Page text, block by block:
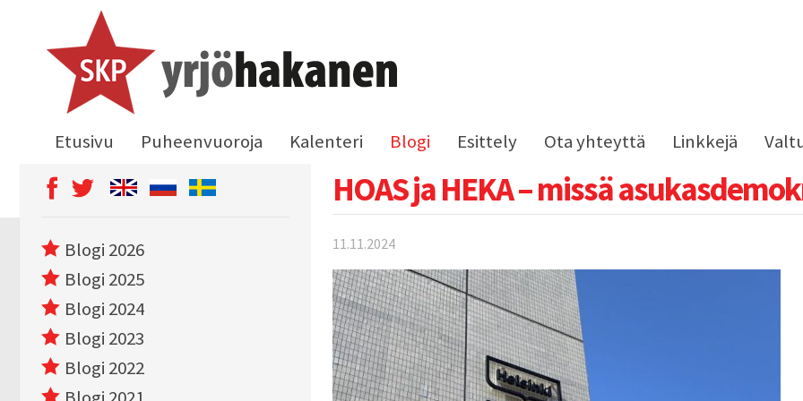
Etusivu Puheenvuoroja Kalenteri Blogi Esittely Ota yhteyttä Linkkejä
HOAS ja HEKA – missä
11.11.2024
Blogi 2026
Blogi 2025
Blogi 2024
Blogi 2023
Blogi 2022